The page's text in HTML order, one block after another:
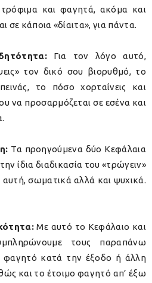
και φαγητά, ακόμα και
σε κάποια «δίαιτα», για πάντα.
Για τον λόγο αυτό,
τον δικό σου βιορυθμό, το
το πόσο χορταίνεις και
να προσαρμόζεται σε εσένα και
Τα προηγούμενα δύο Κεφάλαια
ίδια διαδικασία του «τρώγειν»
αυτή, σωματικά αλλά και ψυχικά.
Με αυτό το Κεφάλαιο και
τους παραπάνω
κατά την έξοδο ή άλλη
και το έτοιμο φαγητό απ’ έξω